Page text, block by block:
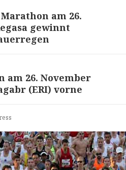
am 26.
gewinnt
am 26. November
(ERI) vorne